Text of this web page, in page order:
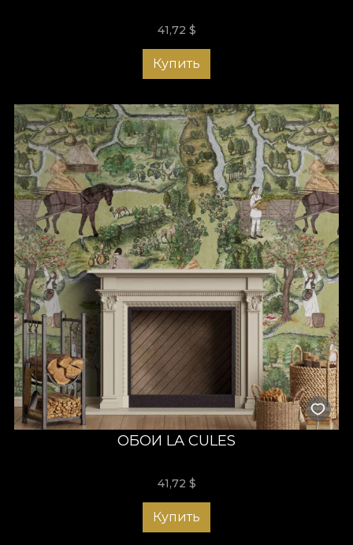
41,72 $
Купить
ОБОИ LA CULES
41,72 $
Купить